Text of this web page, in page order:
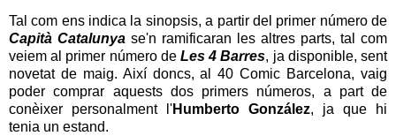
Tal com ens indica la sinopsis, a partir del primer número de
Capità Catalunya se'n ramificaran les altres parts, tal com
veiem al primer número de Les 4 Barres, ja disponible, sent
novetat de maig. Així doncs, al 40 Comic Barcelona, vaig
poder comprar aquests dos primers números, a part de
conèixer personalment l'Humberto González, ja que hi
tenia un estand.